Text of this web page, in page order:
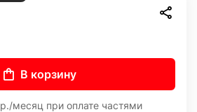
В корзину
р./месяц при оплате частями